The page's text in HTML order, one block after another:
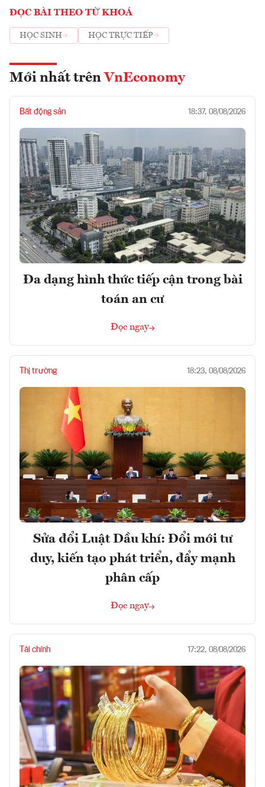
ĐỌC BÀI THEO TỪ KHOÁ
HỌC SINH HỌC TRỰC TIẾP
Mới nhất trên VnEconomy
Bất động sản 18:37, 08/08/2026
Đa dạng hình thức tiếp cận trong bài
toán an cư
Đọc ngay
Thị trường 18:23, 08/08/2026
Sửa đổi Luật Dầu khí: Đổi mới tư
duy, kiến tạo phát triển, đẩy mạnh
phân cấp
Đọc ngay
Tài chính 17:22, 08/08/2026